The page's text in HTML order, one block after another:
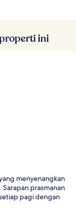
ini
menyenangkan
prasmanan
pagi dengan